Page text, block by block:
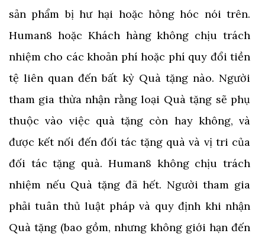
sản phẩm bị hư hại hoặc hỏng hóc nói trên.
Human8 hoặc Khách hàng không chịu trách
nhiệm cho các khoản phí hoặc phí quy đổi tiền
tệ liên quan đến bất kỳ Quà tặng nào. Người
tham gia thừa nhận rằng loại Quà tặng sẽ phụ
thuộc vào việc quà tặng còn hay không, và
được kết nối đến đối tác tặng quà và vị tri của
đối tác tặng quà. Human8 không chịu trách
nhiệm nếu Quà tặng đã hết. Người tham gia
phải tuân thủ luật pháp và quy định khi nhận
Quà tặng (bao gồm, nhưng không giới hạn đến